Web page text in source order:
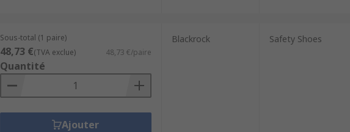
Sous-total (1 paire)
48,73 €(TVA exclue) 48,73 €/paire
Quantité
Ajouter
Blackrock Safety Shoes